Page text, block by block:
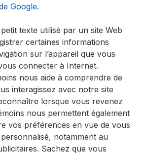
Google.
texte utilisé par un site Web
certaines informations
sur l’appareil que vous
connecter à Internet.
nous aide à comprendre de
interagissez avec notre site
lorsque vous revenez
nous permettent également
vos préférences en vue de vous
notamment au
Sachez que vous